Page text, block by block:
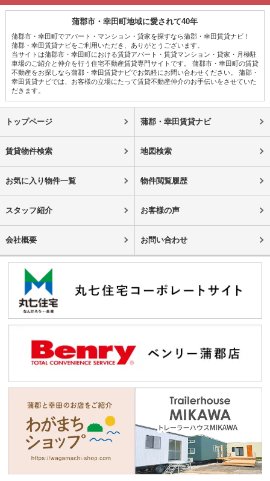
蒲郡市・幸田町地域に愛されて40年
蒲郡市・幸田町でアパート・マンション・貸家を探すなら蒲郡・幸田賃貸ナビ！
蒲郡・幸田賃貸ナビをご利用いただき、ありがとうございます。
当サイトは蒲郡市・幸田町における賃貸アパート・賃貸マンション・貸家・月極駐
車場のご紹介と仲介を行う住宅不動産賃貸専門サイトです。 蒲郡市・幸田町の賃貸
不動産をお探しなら蒲郡・幸田賃貸ナビでお気軽にお問い合わせください。 蒲郡・
幸田賃貸ナビでは、お客様の立場にたって賃貸不動産仲介のお手伝いをさせていた
だきます。
トップページ 蒲郡・幸田賃貸ナビ
賃貸物件検索 地図検索
お気に入り物件一覧 物件閲覧履歴
スタッフ紹介 お客様の声
会社概要 お問い合わせ